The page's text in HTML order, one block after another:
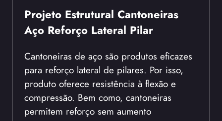
Projeto Estrutural Cantoneiras
Aço Reforço Lateral Pilar
Cantoneiras de aço são produtos eficazes
para reforço lateral de pilares. Por isso,
produto oferece resistência à flexão e
compressão. Bem como, cantoneiras
permitem reforço sem aumento